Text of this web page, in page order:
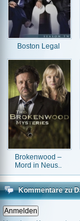
Boston Legal
Brokenwood –
Mord in Neus..
Kommentare zu